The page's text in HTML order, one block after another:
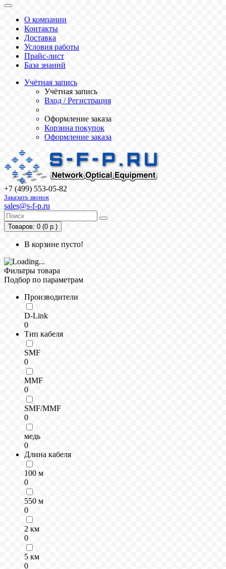
О компании
Контакты
Доставка
Условия работы
Прайс-лист
База знаний
Учётная запись
Учётная запись
Вход / Регистрация
Оформление заказа
Корзина покупок
Оформление заказа
+7 (499) 553-05-82
Заказать звонок
sales@s-f-p.ru
Товаров: 0 (0 р.)
В корзине пусто!
Фильтры товара
Подбор по параметрам
Производители
D-Link
0
Тип кабеля
SMF
0
MMF
0
SMF/MMF
0
медь
0
Длина кабеля
100 м
0
550 м
0
2 км
0
5 км
0